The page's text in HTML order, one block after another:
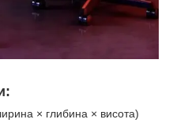
× глибина × висота)